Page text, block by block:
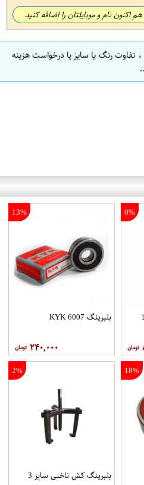
هم اکنون نام و موبایلتان را اضافه کنید
تفاوت رنگ یا سایز یا درخواست هزینه
0%
13%
بلبرینگ 6007 KYK
۲۴۰,۰۰۰
18%
2%
بلبرینگ کش ناخنی سایز 3